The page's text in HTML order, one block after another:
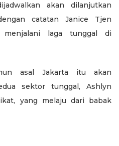
akan dilanjutkan
catatan Janice Tjen
menjalani laga tunggal di
asal Jakarta itu akan
sektor tunggal, Ashlyn
yang melaju dari babak